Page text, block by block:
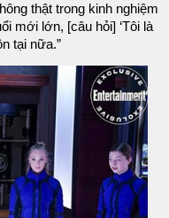
thật trong kinh nghiệm
mới lớn, [câu hỏi] ‘Tôi là
tại nữa.”